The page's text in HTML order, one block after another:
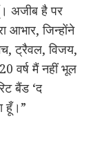
अजीब है पर
आभार, जिन्होंने
ट्रैवल, विजय,
वर्ष मैं नहीं भूल
बैंड ‘द
हूँ।”